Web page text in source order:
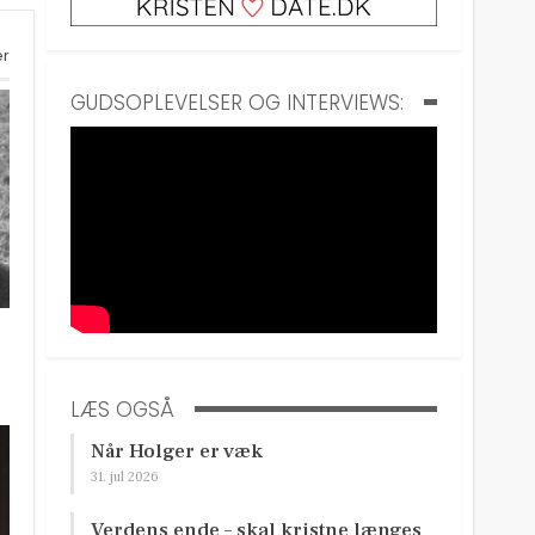
GUDSOPLEVELSER OG INTERVIEWS:
LÆS OGSÅ
Når Holger er væk
31. jul 2026